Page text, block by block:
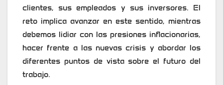
clientes, sus empleados y sus inversores. El
reto implica avanzar en este sentido, mientras
debemos lidiar con las presiones inflacionarias,
hacer frente a las nuevas crisis y abordar los
diferentes puntos de vista sobre el futuro del
trabajo.